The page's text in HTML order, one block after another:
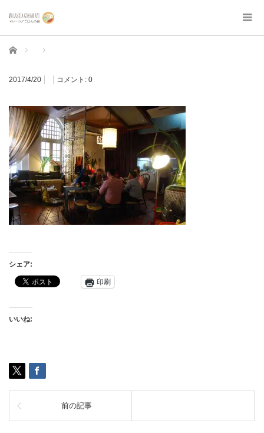
ホーム
2017/4/20 コメント: 0
シェア:
印刷
いいね:
前の記事